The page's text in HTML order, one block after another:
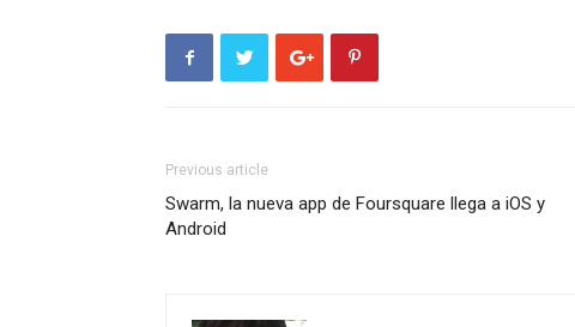
Previous article
Swarm, la nueva app de Foursquare llega a iOS y
Android